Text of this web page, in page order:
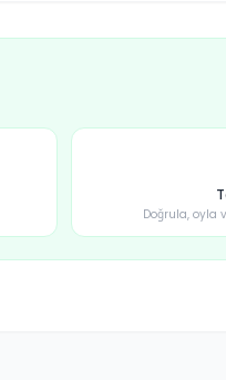
Doğrula, oyla